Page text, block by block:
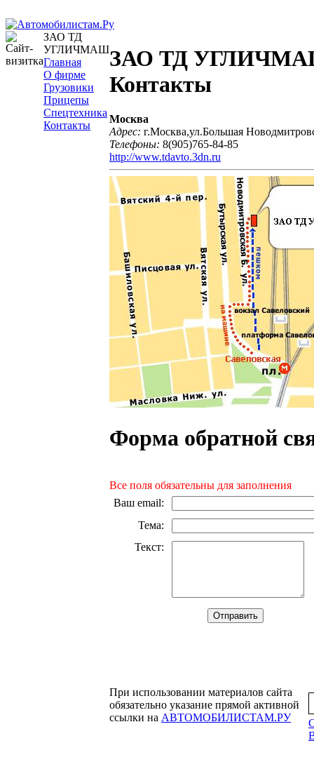
ЗАО ТД
УГЛИЧМАШ
Главная
О фирме
Грузовики
Прицепы
Спецтехника
Контакты
ЗАО ТД
Контакты
Москва
Адрес: г.Москва,ул.Большая
Телефоны: 8(905)765-84-85
http://www.tdavto.3dn.ru
Форма обратной
Все поля обязательны для заполнения
Ваш email:
Тема:
Текст:
При использовании материалов сайта
обязательно указание прямой активной
ссылки на АВТОМОБИЛИСТАМ.РУ